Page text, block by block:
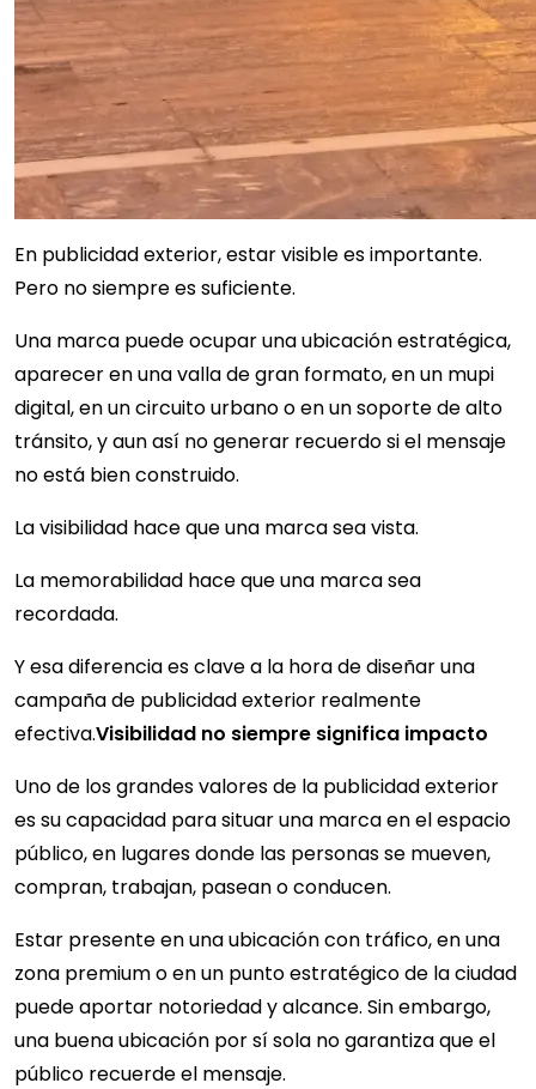
En publicidad exterior, estar visible es importante.
Pero no siempre es suficiente.
Una marca puede ocupar una ubicación estratégica,
aparecer en una valla de gran formato, en un mupi
digital, en un circuito urbano o en un soporte de alto
tránsito, y aun así no generar recuerdo si el mensaje
no está bien construido.
La visibilidad hace que una marca sea vista.
La memorabilidad hace que una marca sea
recordada.
Y esa diferencia es clave a la hora de diseñar una
campaña de publicidad exterior realmente
efectiva.Visibilidad no siempre significa impacto
Uno de los grandes valores de la publicidad exterior
es su capacidad para situar una marca en el espacio
público, en lugares donde las personas se mueven,
compran, trabajan, pasean o conducen.
Estar presente en una ubicación con tráfico, en una
zona premium o en un punto estratégico de la ciudad
puede aportar notoriedad y alcance. Sin embargo,
una buena ubicación por sí sola no garantiza que el
público recuerde el mensaje.